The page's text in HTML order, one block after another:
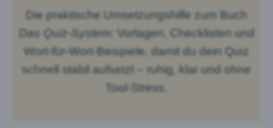
Die praktische Umsetzungshilfe zum Buch
Das Quiz-System: Vorlagen, Checklisten und
Wort-für-Wort-Beispiele, damit du dein Quiz
schnell stabil aufsetzt – ruhig, klar und ohne
Tool-Stress.